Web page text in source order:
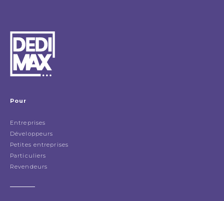
Pour
Entreprises
Développeurs
Petites entreprises
Particuliers
Revendeurs